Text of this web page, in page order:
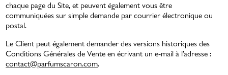
chaque page du Site, et peuvent également vous être
communiquées sur simple demande par courrier électronique ou
postal.
Le Client peut également demander des versions historiques des
Conditions Générales de Vente en écrivant un e-mail à l’adresse :
contact@parfumscaron.com.